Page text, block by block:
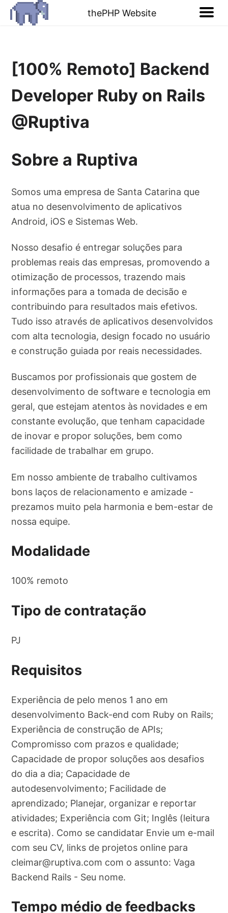
thePHP Website
[100% Remoto] Backend
Developer Ruby on Rails
@Ruptiva
Sobre a Ruptiva
Somos uma empresa de Santa Catarina que
atua no desenvolvimento de aplicativos
Android, iOS e Sistemas Web.
Nosso desafio é entregar soluções para
problemas reais das empresas, promovendo a
otimização de processos, trazendo mais
informações para a tomada de decisão e
contribuindo para resultados mais efetivos.
Tudo isso através de aplicativos desenvolvidos
com alta tecnologia, design focado no usuário
e construção guiada por reais necessidades.
Buscamos por profissionais que gostem de
desenvolvimento de software e tecnologia em
geral, que estejam atentos às novidades e em
constante evolução, que tenham capacidade
de inovar e propor soluções, bem como
facilidade de trabalhar em grupo.
Em nosso ambiente de trabalho cultivamos
bons laços de relacionamento e amizade -
prezamos muito pela harmonia e bem-estar de
nossa equipe.
Modalidade
100% remoto
Tipo de contratação
PJ
Requisitos
Experiência de pelo menos 1 ano em
desenvolvimento Back-end com Ruby on Rails;
Experiência de construção de APIs;
Compromisso com prazos e qualidade;
Capacidade de propor soluções aos desafios
do dia a dia; Capacidade de
autodesenvolvimento; Facilidade de
aprendizado; Planejar, organizar e reportar
atividades; Experiência com Git; Inglês (leitura
e escrita). Como se candidatar Envie um e-mail
com seu CV, links de projetos online para
cleimar@ruptiva.com com o assunto: Vaga
Backend Rails - Seu nome.
Tempo médio de feedbacks